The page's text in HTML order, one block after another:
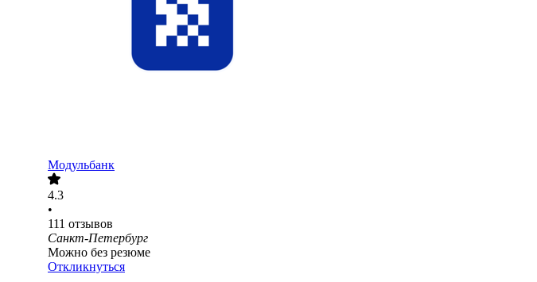
Модульбанк
4.3
•
111 отзывов
Санкт-Петербург
Можно без резюме
Откликнуться